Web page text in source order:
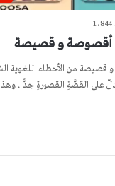
1٬844
أقصوصة و قصيصة
من الأخطاء اللغوية
على القصَّةِ القصيرةِ جدًّا.